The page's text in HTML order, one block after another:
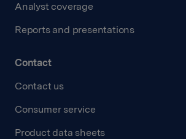
Analyst coverage
Reports and presentations
Contact
Contact us
Consumer service
Product data sheets